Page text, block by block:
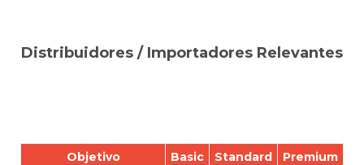
Distribuidores / Importadores Relevantes
Objetivo Basic Standard
Premium